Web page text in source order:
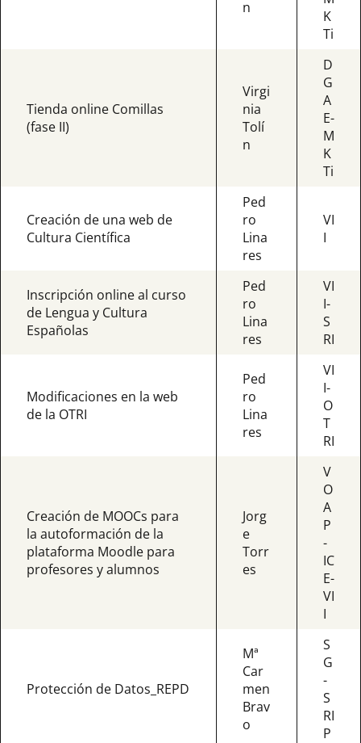
n
K
Ti
Tienda online Comillas
(fase II)
Virgi
nia
Tolí
n
D
G
A
E-
M
K
Ti
Creación de una web de
Cultura Científica
Ped
ro
Lina
res
VI
I
Inscripción online al curso
de Lengua y Cultura
Españolas
Ped
ro
Lina
res
VI
I-
S
RI
Modificaciones en la web
de la OTRI
Ped
ro
Lina
res
VI
I-
O
T
RI
Creación de MOOCs para
la autoformación de la
plataforma Moodle para
profesores y alumnos
Jorg
e
Torr
es
V
O
A
P
-
IC
E-
VI
I
Protección de Datos_REPD
Mª
Car
men
Brav
o
S
G
-
S
RI
P